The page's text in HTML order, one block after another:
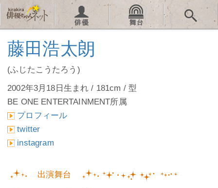
藤田浩太朗
(ふじたこうたろう)
2002年3月18日生まれ / 181cm / 型
BE ONE ENTERTAINMENT所属
プロフィール
twitter
instagram
出演舞台